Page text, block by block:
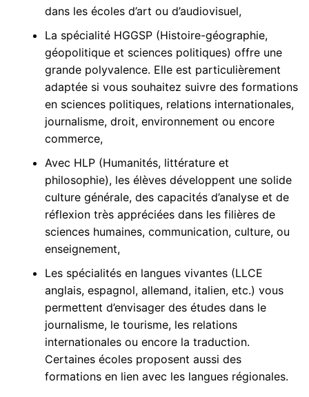
dans les écoles d’art ou d’audiovisuel,
La spécialité HGGSP (Histoire-géographie,
géopolitique et sciences politiques) offre une
grande polyvalence. Elle est particulièrement
adaptée si vous souhaitez suivre des formations
en sciences politiques, relations internationales,
journalisme, droit, environnement ou encore
commerce,
Avec HLP (Humanités, littérature et
philosophie), les élèves développent une solide
culture générale, des capacités d’analyse et de
réflexion très appréciées dans les filières de
sciences humaines, communication, culture, ou
enseignement,
Les spécialités en langues vivantes (LLCE
anglais, espagnol, allemand, italien, etc.) vous
permettent d’envisager des études dans le
journalisme, le tourisme, les relations
internationales ou encore la traduction.
Certaines écoles proposent aussi des
formations en lien avec les langues régionales.